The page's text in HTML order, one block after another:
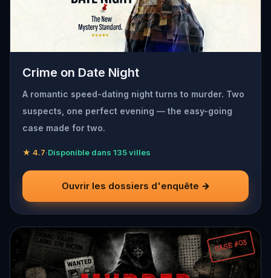
Crime on Date Night
A romantic speed-dating night turns to murder. Two
suspects, one perfect evening — the easy-going
case made for two.
★ 4.7·Disponible dans 135 villes
Ouvrir les dossiers d'enquête →
CASE #03